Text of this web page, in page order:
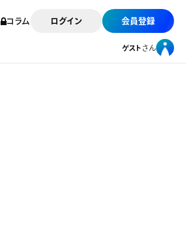
コラム ログイン 会員登録
ゲスト さん